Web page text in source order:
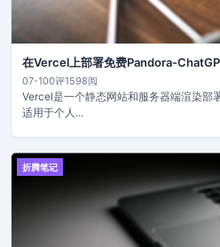
在Vercel上部署免费Pandora-
07-100评1598阅
Vercel是一个静态网站和服务器端渲染部
适用于个人...
折腾笔记